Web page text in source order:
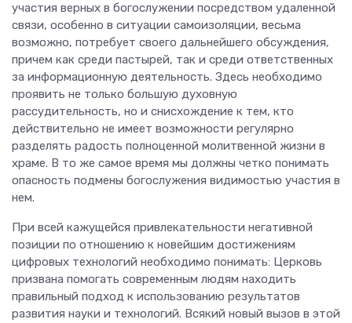
участия верных в богослужении посредством удаленной
связи, особенно в ситуации самоизоляции, весьма
возможно, потребует своего дальнейшего обсуждения,
причем как среди пастырей, так и среди ответственных
за информационную деятельность. Здесь необходимо
проявить не только большую духовную
рассудительность, но и снисхождение к тем, кто
действительно не имеет возможности регулярно
разделять радость полноценной молитвенной жизни в
храме. В то же самое время мы должны четко понимать
опасность подмены богослужения видимостью участия в
нем.
При всей кажущейся привлекательности негативной
позиции по отношению к новейшим достижениям
цифровых технологий необходимо понимать: Церковь
призвана помогать современным людям находить
правильный подход к использованию результатов
развития науки и технологий. Всякий новый вызов в этой